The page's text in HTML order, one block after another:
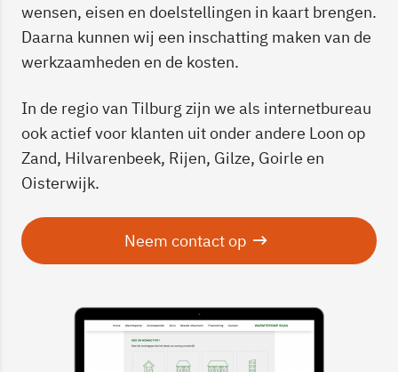
wensen, eisen en doelstellingen in kaart brengen.
Daarna kunnen wij een inschatting maken van de
werkzaamheden en de kosten.
In de regio van Tilburg zijn we als internetbureau
ook actief voor klanten uit onder andere Loon op
Zand, Hilvarenbeek, Rijen, Gilze, Goirle en
Oisterwijk.
Neem contact op